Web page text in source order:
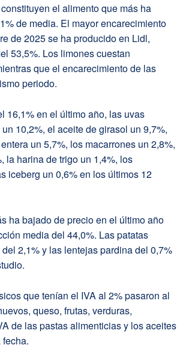
el alimento que más ha
de media. El mayor encarecimiento
de 2025 se ha producido en Lidl,
53,5%. Los limones cuestan
que el encarecimiento de las
periodo.
16,1% en el último año, las uvas
10,2%, el aceite de girasol un 9,7%,
un 5,7%, los macarrones un 2,8%,
la harina de trigo un 1,4%, los
iceberg un 0,6% en los últimos 12
ha bajado de precio en el último año
media del 44,0%. Las patatas
2,1% y las lentejas pardina del 0,7%
que tenían el IVA al 2% pasaron al
queso, frutas, verduras,
de las pastas alimenticias y los aceites